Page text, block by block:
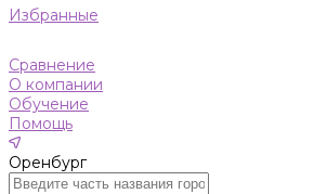
Избранные
Сравнение
О компании
Обучение
Помощь
Оренбург